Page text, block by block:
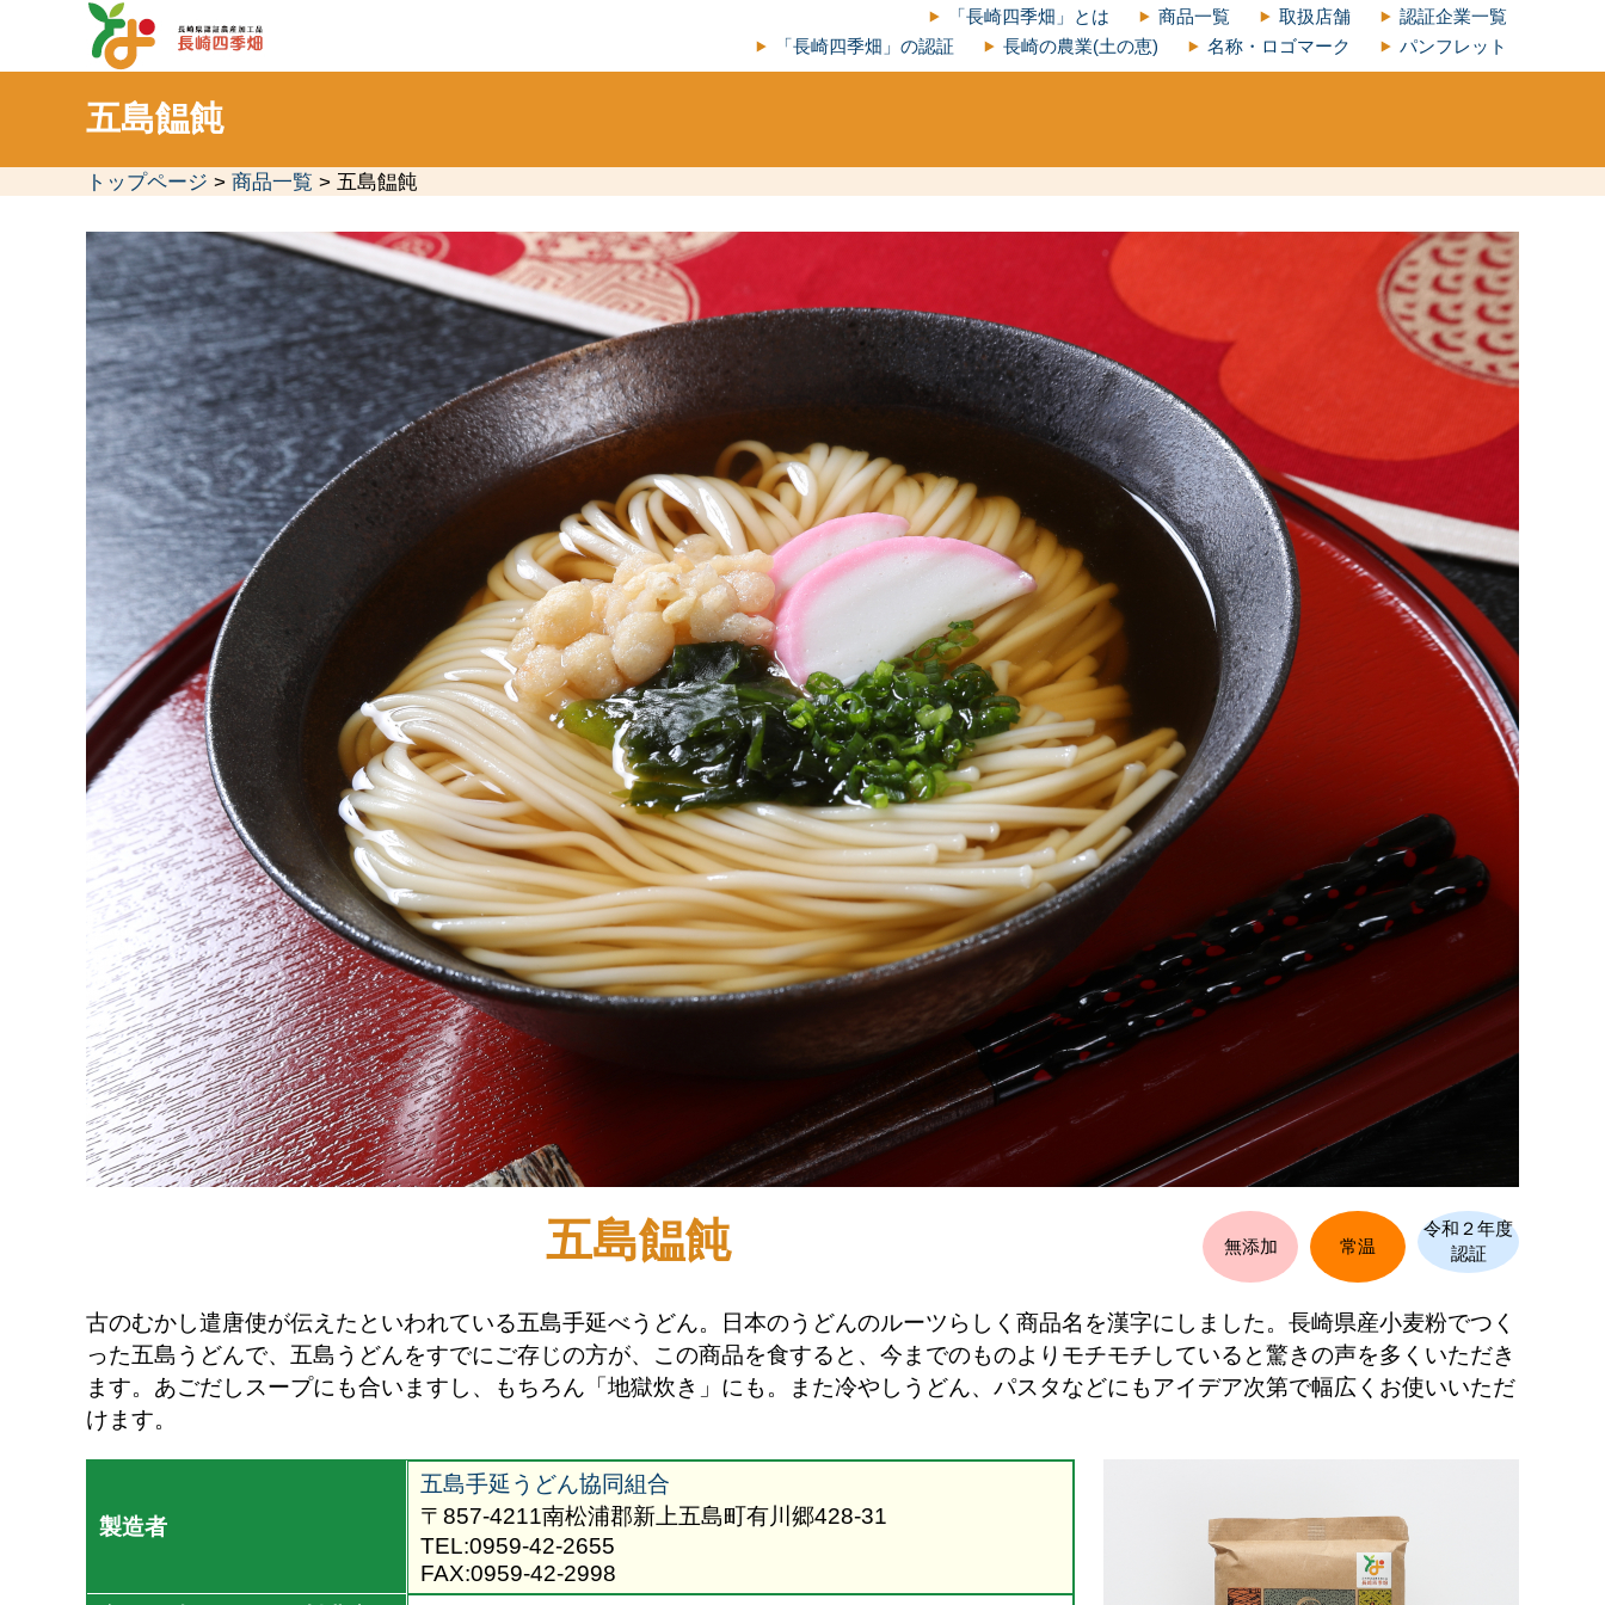
「長崎四季畑」とは 商品一覧 取扱店舗
認証企業一覧
「長崎四季畑」の認証
長崎の農業(土の恵) 名称・ロゴマーク パンフレット
五島饂飩
トップページ > 商品一覧 > 五島饂飩
令和２年度
認証
常温
無添加
五島饂飩
古のむかし遣唐使が伝えたといわれている五島手延べうどん。日本のうどんのルーツらしく商品名を漢字にしました。長崎県産小麦粉でつく
った五島うどんで、五島うどんをすでにご存じの方が、この商品を食すると、今までのものよりモチモチしていると驚きの声を多くいただき
ます。あごだしスープにも合いますし、もちろん「地獄炊き」にも。また冷やしうどん、パスタなどにもアイデア次第で幅広くお使いいただ
けます。
製造者
五島手延うどん協同組合
〒857-4211南松浦郡新上五島町有川郷428-31
TEL:0959-42-2655
FAX:0959-42-2998